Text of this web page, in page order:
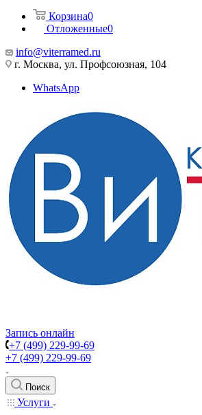
Корзина0
Отложенные0
info@viterramed.ru
г. Москва, ул. Профсоюзная, 104
WhatsApp
Запись онлайн
+7 (499) 229-99-69
+7 (499) 229-99-69
Поиск
Услуги